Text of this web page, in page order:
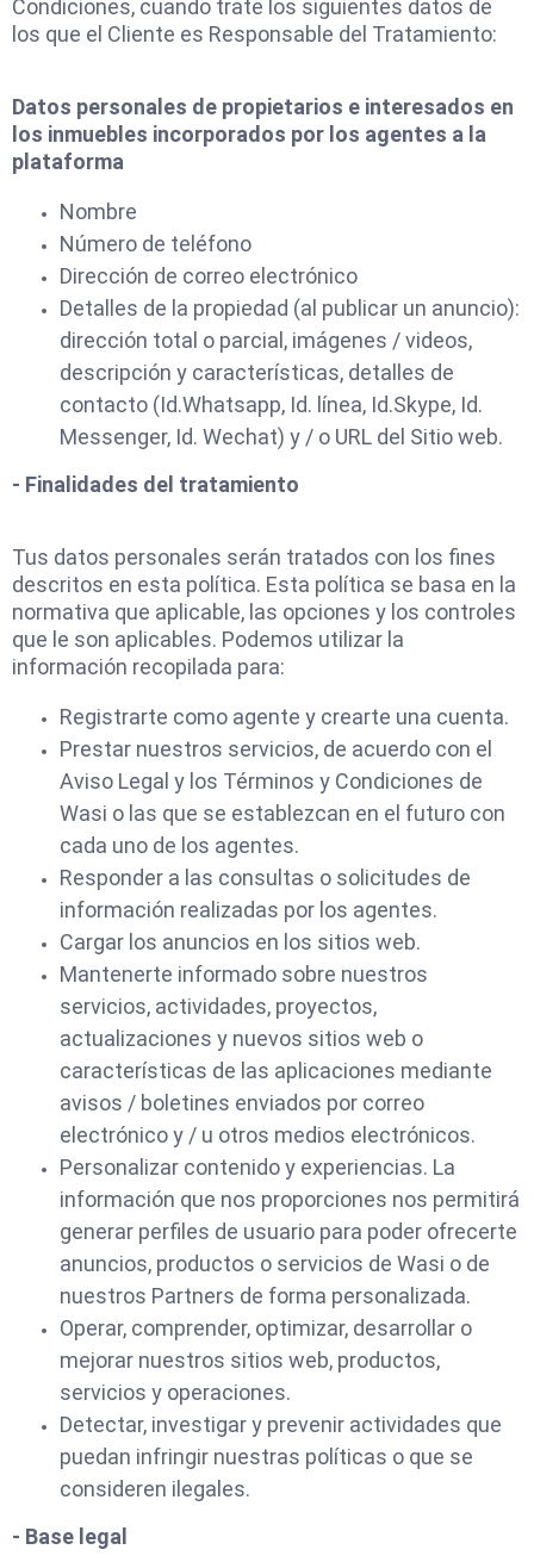
Condiciones, cuando trate los siguientes datos de
los que el Cliente es Responsable del Tratamiento:
Datos personales de propietarios e interesados en
los inmuebles incorporados por los agentes a la
plataforma
Nombre
Número de teléfono
Dirección de correo electrónico
Detalles de la propiedad (al publicar un anuncio):
dirección total o parcial, imágenes / videos,
descripción y características, detalles de
contacto (Id.Whatsapp, Id. línea, Id.Skype, Id.
Messenger, Id. Wechat) y / o URL del Sitio web.
- Finalidades del tratamiento
Tus datos personales serán tratados ​​con los fines
descritos en esta política. Esta política se basa en la
normativa que aplicable, las opciones y los controles
que le son aplicables. Podemos utilizar la
información recopilada para:
Registrarte como agente y crearte una cuenta.
Prestar nuestros servicios, de acuerdo con el
Aviso Legal y los Términos y Condiciones de
Wasi o las que se establezcan en el futuro con
cada uno de los agentes.
Responder a las consultas o solicitudes de
información realizadas por los agentes.
Cargar los anuncios en los sitios web.
Mantenerte informado sobre nuestros
servicios, actividades, proyectos,
actualizaciones y nuevos sitios web o
características de las aplicaciones mediante
avisos / boletines enviados por correo
electrónico y / u otros medios electrónicos.
Personalizar contenido y experiencias. La
información que nos proporciones nos permitirá
generar perfiles de usuario para poder ofrecerte
anuncios, productos o servicios de Wasi o de
nuestros Partners de forma personalizada.
Operar, comprender, optimizar, desarrollar o
mejorar nuestros sitios web, productos,
servicios y operaciones.
Detectar, investigar y prevenir actividades que
puedan infringir nuestras políticas o que se
consideren ilegales.
- Base legal